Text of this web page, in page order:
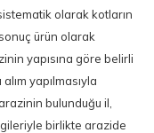
olarak kotların
ürün olarak
yapısına göre belirli
yapılmasıyla
bulunduğu il,
birlikte arazide